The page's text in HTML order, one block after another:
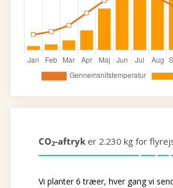
CO2-aftryk er 2.230 kg for
Vi planter 6 træer, hver gang vi